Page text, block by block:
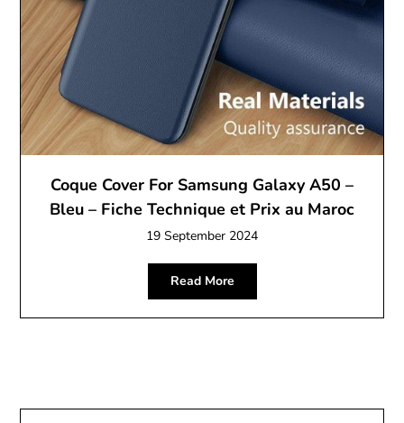
Coque Cover For Samsung Galaxy A50 –
Bleu – Fiche Technique et Prix au Maroc
19 September 2024
Read More